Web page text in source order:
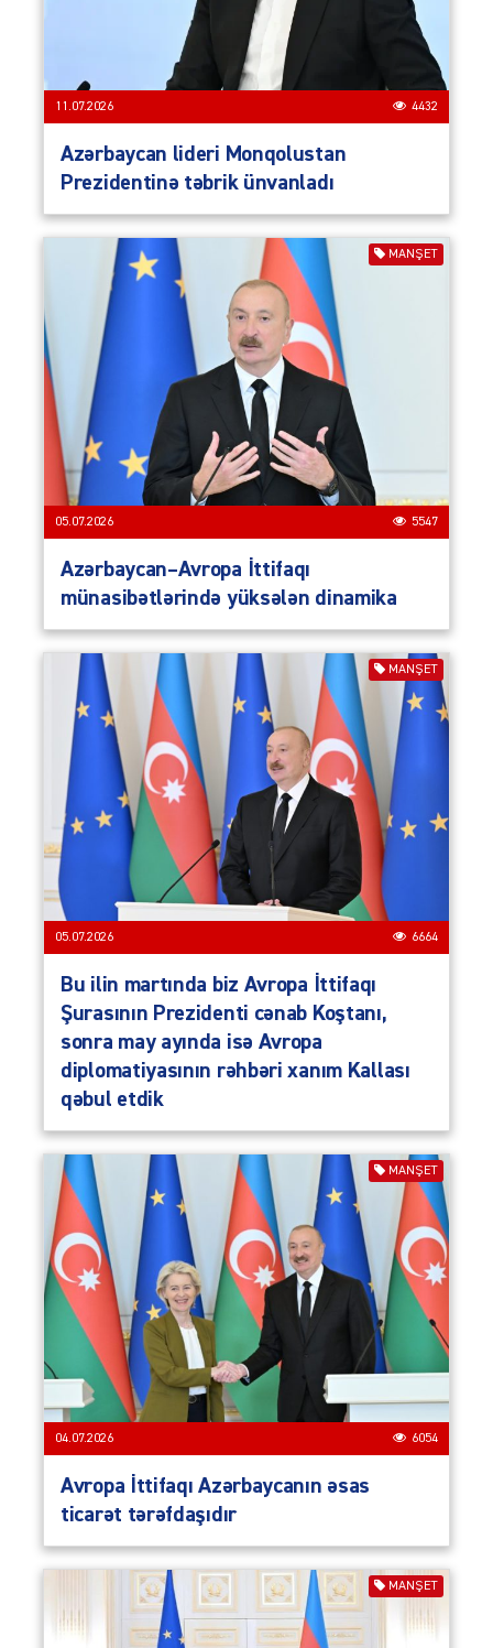
11.07.2026 4432
Azərbaycan lideri Monqolustan
Prezidentinə təbrik ünvanladı
MANŞET
05.07.2026 5547
Azərbaycan–Avropa İttifaqı
münasibətlərində yüksələn dinamika
MANŞET
05.07.2026 6664
Bu ilin martında biz Avropa İttifaqı
Şurasının Prezidenti cənab Koştanı,
sonra may ayında isə Avropa
diplomatiyasının rəhbəri xanım Kallası
qəbul etdik
MANŞET
04.07.2026 6054
Avropa İttifaqı Azərbaycanın əsas
ticarət tərəfdaşıdır
MANŞET